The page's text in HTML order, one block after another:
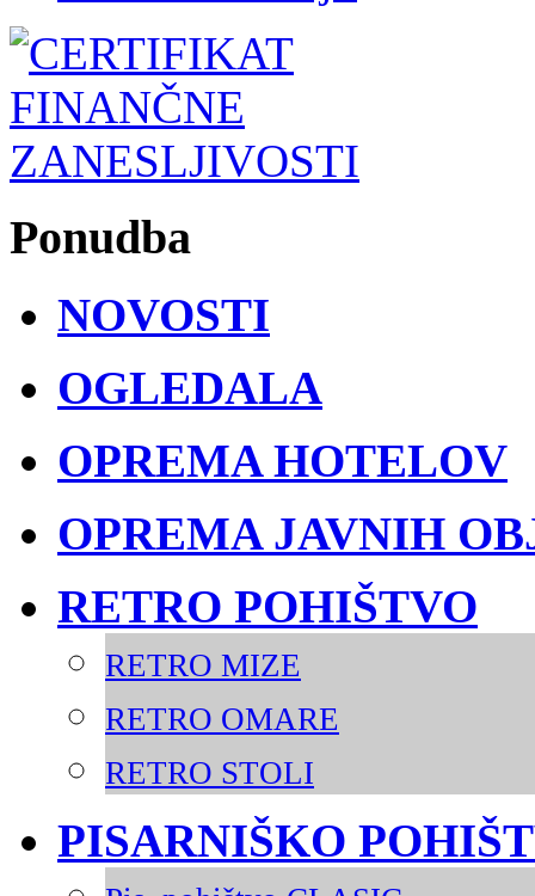
Ponudba
NOVOSTI
OGLEDALA
OPREMA HOTELOV
OPREMA JAVNIH
RETRO POHIŠTVO
RETRO MIZE
RETRO OMARE
RETRO STOLI
PISARNIŠKO